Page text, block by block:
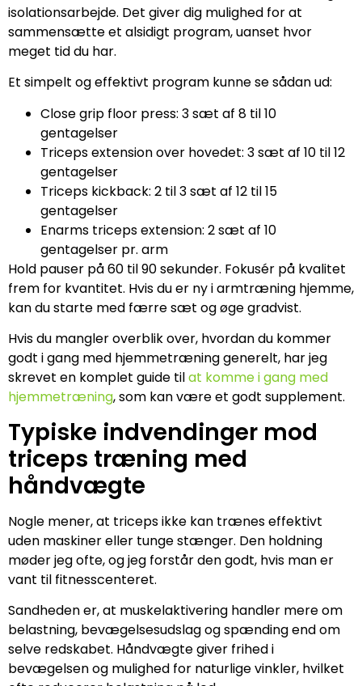
isolationsarbejde. Det giver dig mulighed for at
sammensætte et alsidigt program, uanset hvor
meget tid du har.
Et simpelt og effektivt program kunne se sådan ud:
Close grip floor press: 3 sæt af 8 til 10
gentagelser
Triceps extension over hovedet: 3 sæt af 10 til 12
gentagelser
Triceps kickback: 2 til 3 sæt af 12 til 15
gentagelser
Enarms triceps extension: 2 sæt af 10
gentagelser pr. arm
Hold pauser på 60 til 90 sekunder. Fokusér på kvalitet
frem for kvantitet. Hvis du er ny i armtræning hjemme,
kan du starte med færre sæt og øge gradvist.
Hvis du mangler overblik over, hvordan du kommer
godt i gang med hjemmetræning generelt, har jeg
skrevet en komplet guide tilat komme i gang med
hjemmetræning, som kan være et godt supplement.
Typiske indvendinger mod
triceps træning med
håndvægte
Nogle mener, at triceps ikke kan trænes effektivt
uden maskiner eller tunge stænger. Den holdning
møder jeg ofte, og jeg forstår den godt, hvis man er
vant til fitnesscenteret.
Sandheden er, at muskelaktivering handler mere om
belastning, bevægelsesudslag og spænding end om
selve redskabet. Håndvægte giver frihed i
bevægelsen og mulighed for naturlige vinkler, hvilket